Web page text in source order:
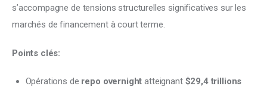
s’accompagne de tensions structurelles significatives sur les
marchés de financement à court terme.
Points clés:
Opérations de repo overnight atteignant $29,4 trillions